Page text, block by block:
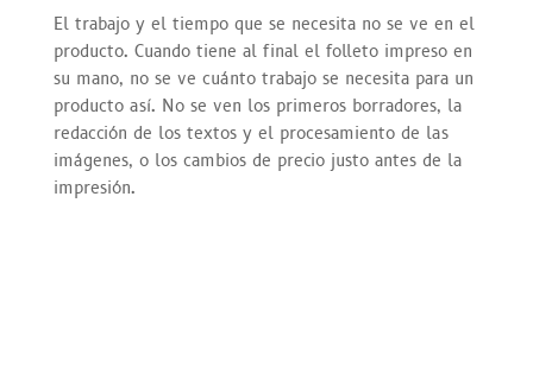
El trabajo y el tiempo que se necesita no se ve en el
producto. Cuando tiene al final el folleto impreso en
su mano, no se ve cuánto trabajo se necesita para un
producto así. No se ven los primeros borradores, la
redacción de los textos y el procesamiento de las
imágenes, o los cambios de precio justo antes de la
impresión.